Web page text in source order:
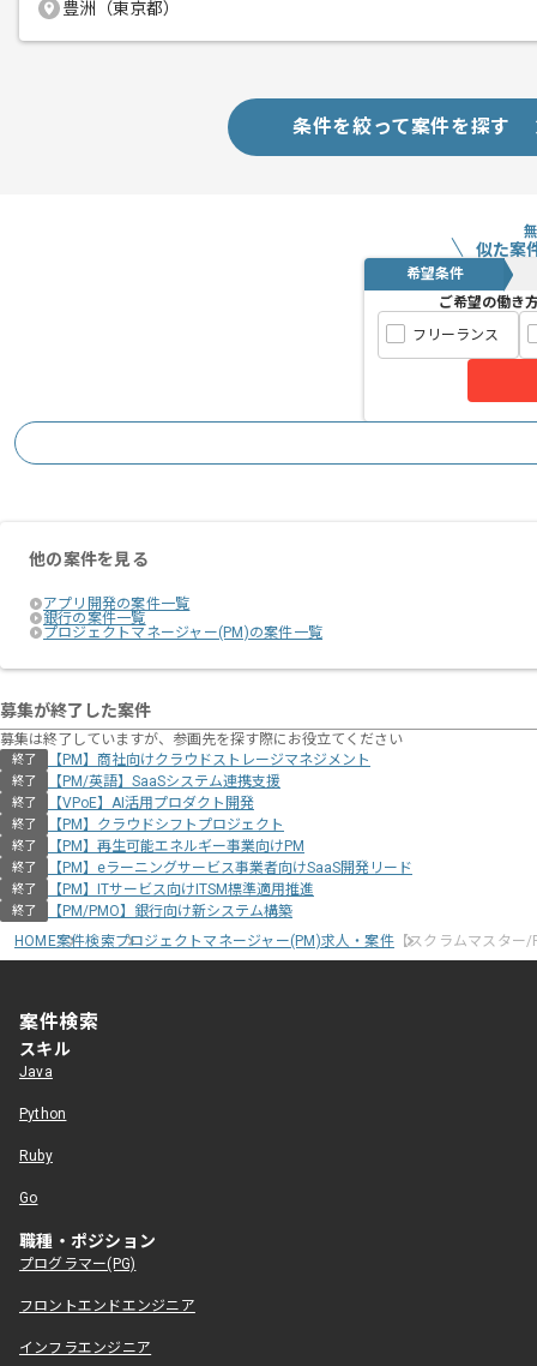
豊洲（東京都）
条件を絞って案件を探す
似た案
希望条件
ご希望の働き
フリーランス
他の案件を見る
アプリ開発の案件一覧
銀行の案件一覧
プロジェクトマネージャー(PM)の案件一覧
募集が終了した案件
募集は終了していますが、参画先を探す際にお役立てください
終了 【PM】商社向けクラウドストレージマネジメント
終了 【PM/英語】SaaSシステム連携支援
終了 【VPoE】AI活用プロダクト開発
終了 【PM】クラウドシフトプロジェクト
終了 【PM】再生可能エネルギー事業向けPM
終了 【PM】eラーニングサービス事業者向けSaaS開発リード
終了 【PM】ITサービス向けITSM標準適用推進
終了
【PM/PMO】銀行向け新システム構築
HOME案件検索プロジェクトマネージャー(PM)求人・案件【スクラムマスター/
案件検索
スキル
Java
Python
Ruby
Go
職種・ポジション
プログラマー(PG)
フロントエンドエンジニア
インフラエンジニア